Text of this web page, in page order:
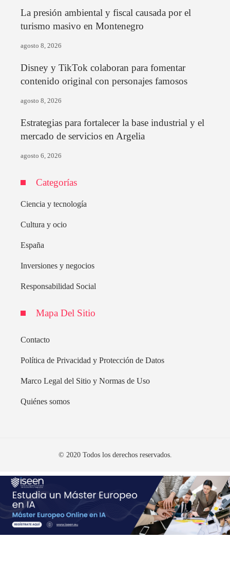
La presión ambiental y fiscal causada por el
turismo masivo en Montenegro
agosto 8, 2026
Disney y TikTok colaboran para fomentar
contenido original con personajes famosos
agosto 8, 2026
Estrategias para fortalecer la base industrial y el
mercado de servicios en Argelia
agosto 6, 2026
Categorías
Ciencia y tecnología
Cultura y ocio
España
Inversiones y negocios
Responsabilidad Social
Mapa Del Sitio
Contacto
Política de Privacidad y Protección de Datos
Marco Legal del Sitio y Normas de Uso
Quiénes somos
© 2020 Todos los derechos reservados.